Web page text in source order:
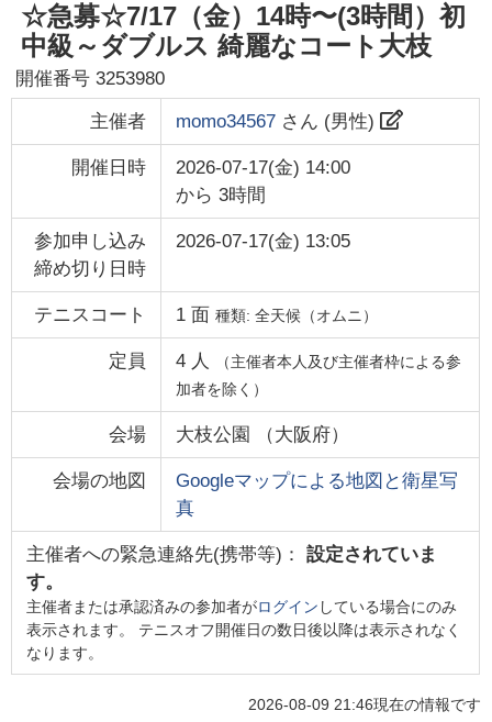
☆急募☆7/17（金）14時〜(3時間）初
中級～ダブルス 綺麗なコート大枝
開催番号3253980
主催者 momo34567さん (男性)
開催日時
2026-07-17(金) 14:00
から 3時間
参加申し込み
締め切り日時
2026-07-17(金) 13:05
テニスコート 1面 種類: 全天候（オムニ）
定員 4 人
（主催者本人及び主催者枠による参
加者を除く）
会場 大枝公園 （大阪府）
会場の地図
Googleマップによる地図と衛星写
真
主催者への緊急連絡先(携帯等)： 設定されていま
す。
主催者または承認済みの参加者がログイン している場合にのみ
表示されます。 テニスオフ開催日の数日後以降は表示されなく
なります。
2026-08-09 21:46現在の情報です